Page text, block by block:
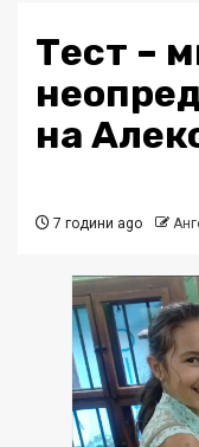
Тест –
на
7 години ago